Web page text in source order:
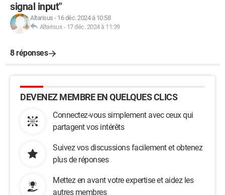
signal input"
Altarisus - 16 déc. 2024 à 10:58
Altarisus - 17 déc. 2024 à 11:39
8 réponses
DEVENEZ MEMBRE EN QUELQUES CLICS
Connectez-vous simplement avec ceux qui
partagent vos intérêts
Suivez vos discussions facilement et obtenez
plus de réponses
Mettez en avant votre expertise et aidez les
autres membres